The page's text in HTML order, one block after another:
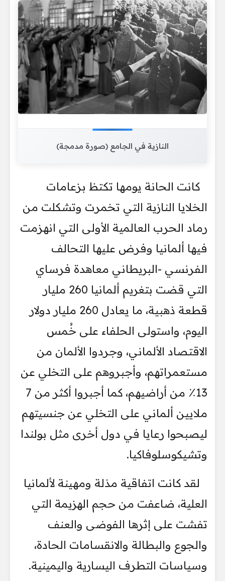
النازية في الجامع (صورة مدمجة)
كانت الحانة يومها تكتظ بزعامات
الخلايا النازية التي تخمرت وتشكلت من
رماد الحرب العالمية الأولى التي انهزمت
فيها ألمانيا وفرض عليها التحالف
الفرنسي -البريطاني معاهدة فرساي
التي قضت بتغريم ألمانيا 260 مليار
قطعة ذهبية، ما يعادل 260 مليار دولار
اليوم، واستولى الحلفاء على خُمس
الاقتصاد الألماني، وجردوا الألمان من
مستعمراتهم، وأجبروهم على التخلي عن
13٪ من أراضيهم، كما أجبروا أكثر من 7
ملايين ألماني على التخلي عن جنسيتهم
ليصبحوا رعايا في دول أخرى مثل بولندا
وتشيكوسلوفاكيا.
لقد كانت اتفاقية مذلة ومهينة لألمانيا
العلية، ضاعفت من حجم الهزيمة التي
تفشت على إثرها الفوضى والعنف
والجوع والبطالة والانقسامات الحادة،
وسياسات التطرف اليسارية واليمينية.